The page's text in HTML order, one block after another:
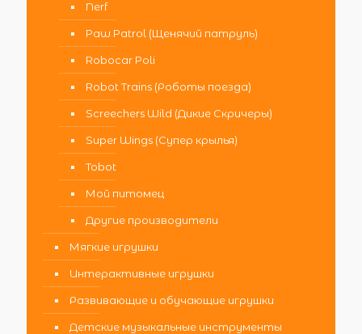
Nerf
Paw Patrol (Щенячий патруль)
Robocar Poli
Robot Trains (Роботы поезда)
Screechers Wild (Дикие Скричеры)
Super Wings (Супер крылья)
Tobot
Мой питомец
Другие производители
Мягкие игрушки
Интерактивные игрушки
Развивающие и обучающие игрушки
Детские музыкальные инструменты